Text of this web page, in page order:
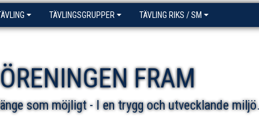
TÄVLINGSGRUPPER TÄVLING RIKS / SM
FRAM
som möjligt - I en trygg och utvecklande miljö.